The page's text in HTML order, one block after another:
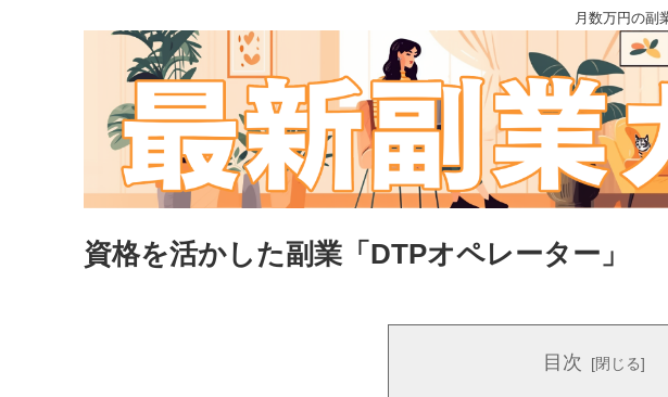
月数万円の副
資格を活かした副業「DTPオペレーター」
目次